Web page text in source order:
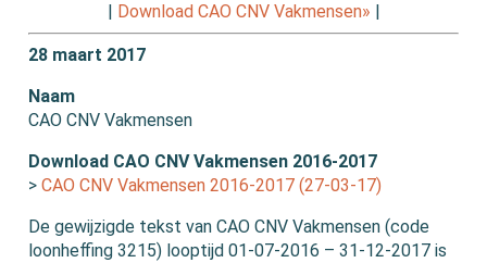
Download CAO CNV Vakmensen»
28 maart 2017
Naam
CAO CNV Vakmensen
Download CAO CNV Vakmensen 2016-2017
>CAO CNV Vakmensen 2016-2017 (27-03-17)
De gewijzigde tekst van CAO CNV Vakmensen (code
loonheffing 3215) looptijd 01-07-2016 – 31-12-2017 is